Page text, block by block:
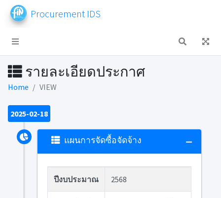
Procurement IDS
รายละเอียดประกาศ
Home VIEW
2025-02-18
แผนการจัดซื้อจัดจ้าง
ปีงบประมาณ 2568